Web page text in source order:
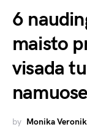
6
maisto
visada
namuose
by Monika